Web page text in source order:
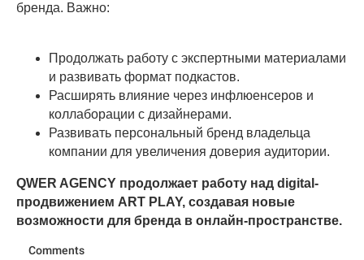
бренда. Важно:
Продолжать работу с экспертными материалами
и развивать формат подкастов.
Расширять влияние через инфлюенсеров и
коллаборации с дизайнерами.
Развивать персональный бренд владельца
компании для увеличения доверия аудитории.
QWER AGENCY продолжает работу над digital-
продвижением ART PLAY, создавая новые
возможности для бренда в онлайн-пространстве.